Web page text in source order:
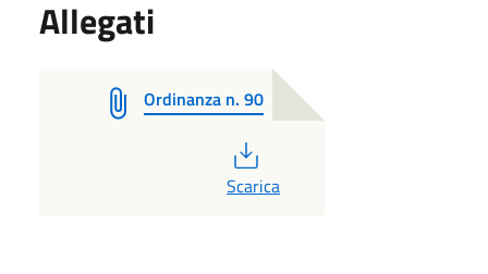
Allegati
Ordinanza n. 90
PDF
Scarica